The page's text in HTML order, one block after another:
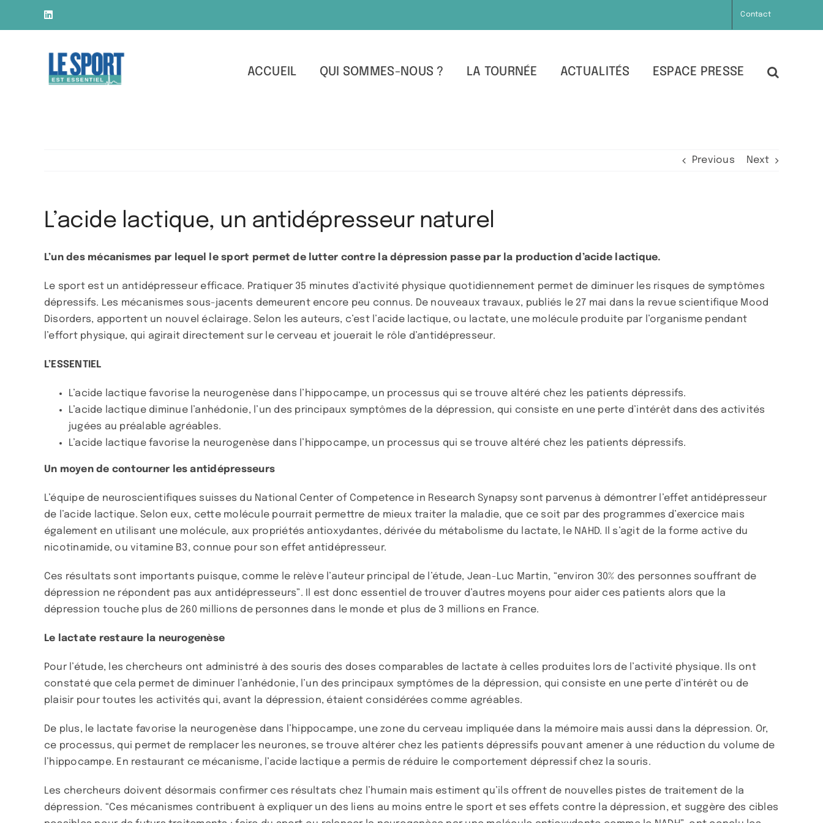
LinkedIn Contact
ACCUEIL QUI SOMMES-NOUS ? LA TOURNÉE ACTUALITÉS ESPACE PRESSE
Previous Next
L’acide lactique, un antidépresseur naturel
L’un des mécanismes par lequel le sport permet de lutter contre la dépression passe par la production d’acide lactique.
Le sport est un antidépresseur efficace. Pratiquer 35 minutes d’activité physique quotidiennement permet de diminuer les risques de symptômes
dépressifs. Les mécanismes sous-jacents demeurent encore peu connus. De nouveaux travaux, publiés le 27 mai dans la revue scientifique Mood
Disorders, apportent un nouvel éclairage. Selon les auteurs, c’est l’acide lactique, ou lactate, une molécule produite par l’organisme pendant
l’effort physique, qui agirait directement sur le cerveau et jouerait le rôle d’antidépresseur.
L’ESSENTIEL
L’acide lactique favorise la neurogenèse dans l’hippocampe, un processus qui se trouve altéré chez les patients dépressifs.
L’acide lactique diminue l’anhédonie, l’un des principaux symptômes de la dépression, qui consiste en une perte d’intérêt dans des activités
jugées au préalable agréables.
L’acide lactique favorise la neurogenèse dans l’hippocampe, un processus qui se trouve altéré chez les patients dépressifs.
Un moyen de contourner les antidépresseurs
L’équipe de neuroscientifiques suisses du National Center of Competence in Research Synapsy sont parvenus à démontrer l’effet antidépresseur
de l’acide lactique. Selon eux, cette molécule pourrait permettre de mieux traiter la maladie, que ce soit par des programmes d’exercice mais
également en utilisant une molécule, aux propriétés antioxydantes, dérivée du métabolisme du lactate, le NAHD. Il s’agit de la forme active du
nicotinamide, ou vitamine B3, connue pour son effet antidépresseur.
Ces résultats sont importants puisque, comme le relève l’auteur principal de l’étude, Jean-Luc Martin, “environ 30% des personnes souffrant de
dépression ne répondent pas aux antidépresseurs”. Il est donc essentiel de trouver d’autres moyens pour aider ces patients alors que la
dépression touche plus de 260 millions de personnes dans le monde et plus de 3 millions en France.
Le lactate restaure la neurogenèse
Pour l’étude, les chercheurs ont administré à des souris des doses comparables de lactate à celles produites lors de l’activité physique. Ils ont
constaté que cela permet de diminuer l’anhédonie, l’un des principaux symptômes de la dépression, qui consiste en une perte d’intérêt ou de
plaisir pour toutes les activités qui, avant la dépression, étaient considérées comme agréables.
De plus, le lactate favorise la neurogenèse dans l’hippocampe, une zone du cerveau impliquée dans la mémoire mais aussi dans la dépression. Or,
ce processus, qui permet de remplacer les neurones, se trouve altérer chez les patients dépressifs pouvant amener à une réduction du volume de
l’hippocampe. En restaurant ce mécanisme, l’acide lactique a permis de réduire le comportement dépressif chez la souris.
Les chercheurs doivent désormais confirmer ces résultats chez l’humain mais estiment qu’ils offrent de nouvelles pistes de traitement de la
dépression. “Ces mécanismes contribuent à expliquer un des liens au moins entre le sport et ses effets contre la dépression, et suggère des cibles